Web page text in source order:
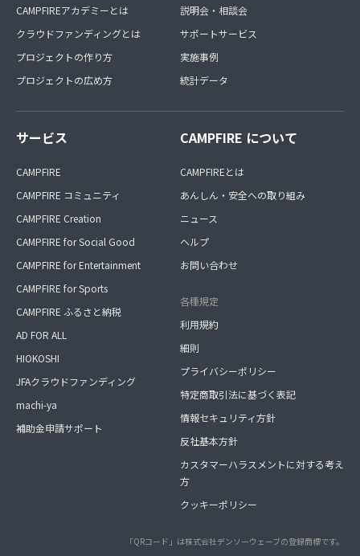
CAMPFIREアカデミーとは
クラウドファンディングとは
プロジェクトの作り方
プロジェクトの広め方
説明会・相談会
サポートサービス
実施事例
統計データ
サービス
CAMPFIRE
CAMPFIRE コミュニティ
CAMPFIRE Creation
CAMPFIRE for Social Good
CAMPFIRE for Entertainment
CAMPFIRE for Sports
CAMPFIRE ふるさと納税
AD FOR ALL
HIOKOSHI
JFAクラウドファンディング
machi-ya
補助金申請サポート
CAMPFIRE について
CAMPFIREとは
あんしん・安全への取り組み
ニュース
ヘルプ
お問い合わせ
各種規定
利用規約
細則
プライバシーポリシー
特定商取引法に基づく表記
情報セキュリティ方針
反社基本方針
カスタマーハラスメントに対する考え
方
クッキーポリシー
「QRコード」は株式会社デンソーウェーブの登録商標です。